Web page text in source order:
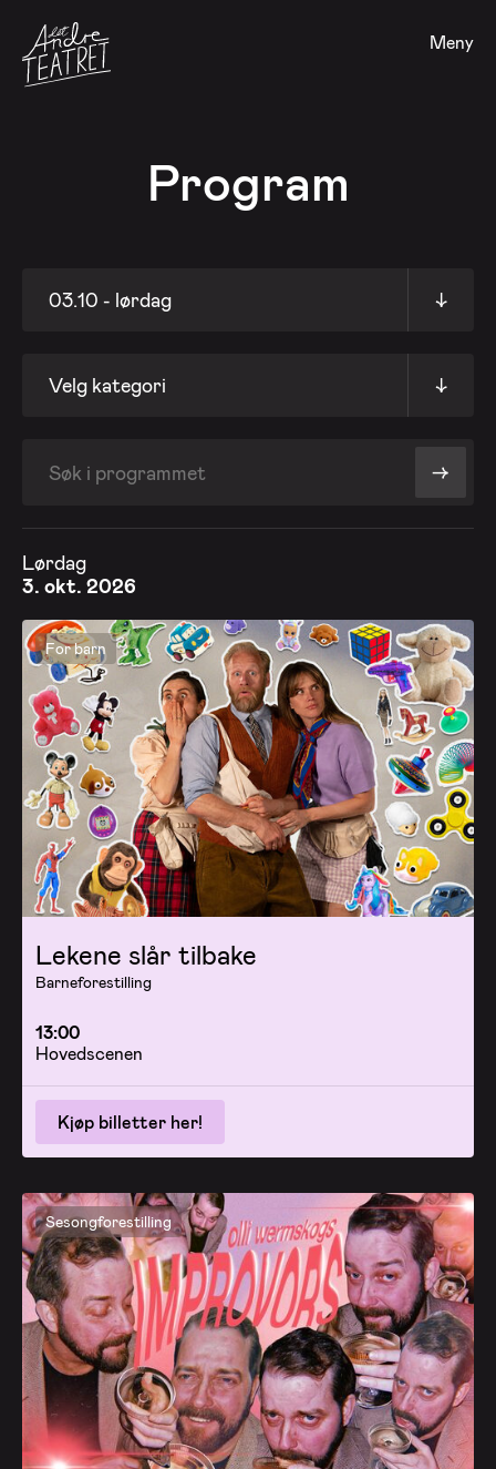
Meny
Program
03.10 - lørdag ↓
Velg kategori ↓
->
Lørdag
3. okt. 2026
For barn
Lekene slår tilbake
Barneforestilling
13:00
Hovedscenen
Kjøp billetter her!
Sesongforestilling